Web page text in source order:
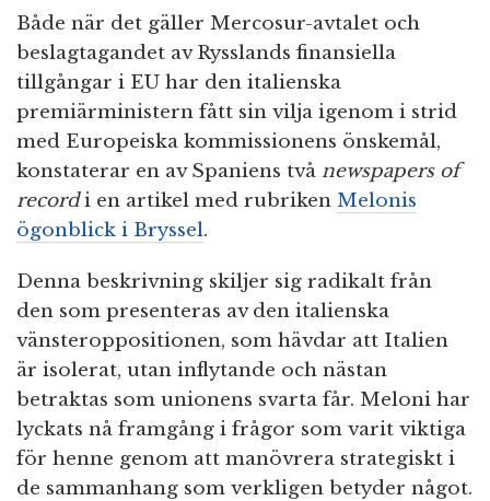
Både när det gäller Mercosur-avtalet och
beslagtagandet av Rysslands finansiella
tillgångar i EU har den italienska
premiärministern fått sin vilja igenom i strid
med Europeiska kommissionens önskemål,
konstaterar en av Spaniens två newspapers of
recordi en artikel med rubriken Melonis
ögonblick i Bryssel.
Denna beskrivning skiljer sig radikalt från
den som presenteras av den italienska
vänsteroppositionen, som hävdar att Italien
är isolerat, utan inflytande och nästan
betraktas som unionens svarta får. Meloni har
lyckats nå framgång i frågor som varit viktiga
för henne genom att manövrera strategiskt i
de sammanhang som verkligen betyder något.